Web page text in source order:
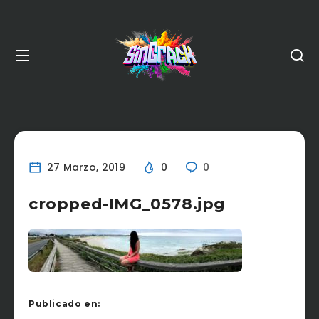
27 Marzo, 2019 0 0
cropped-IMG_0578.jpg
Publicado en: